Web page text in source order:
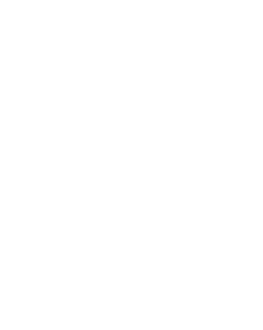
价格要求，向海口市政府采购中心配送合格